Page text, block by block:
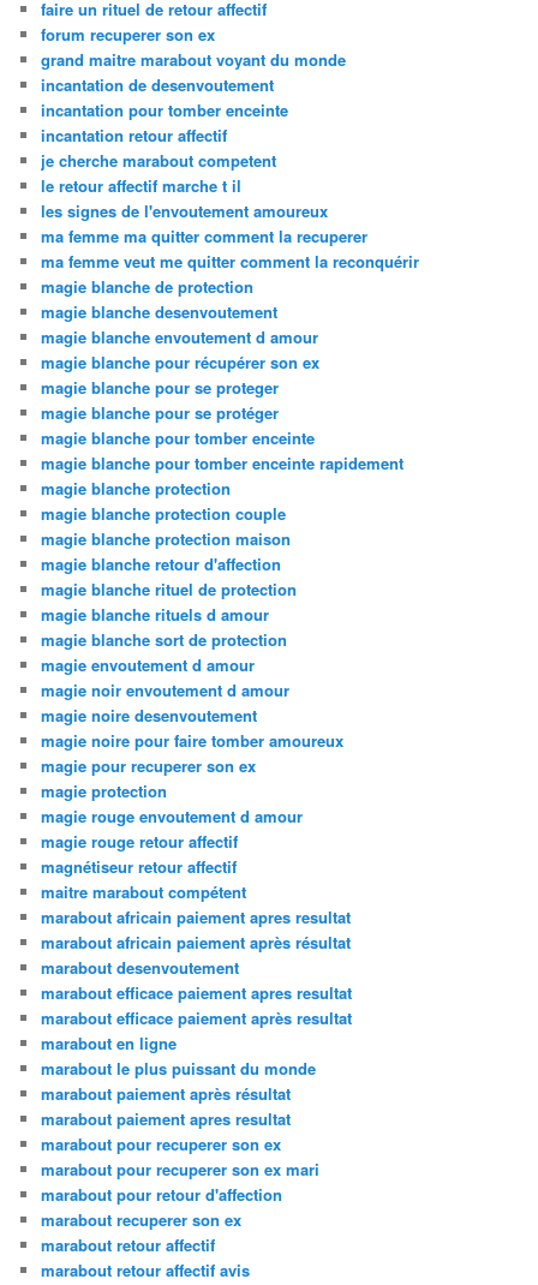
faire un rituel de retour affectif
forum recuperer son ex
grand maitre marabout voyant du monde
incantation de desenvoutement
incantation pour tomber enceinte
incantation retour affectif
je cherche marabout competent
le retour affectif marche t il
les signes de l'envoutement amoureux
ma femme ma quitter comment la recuperer
ma femme veut me quitter comment la reconquérir
magie blanche de protection
magie blanche desenvoutement
magie blanche envoutement d amour
magie blanche pour récupérer son ex
magie blanche pour se proteger
magie blanche pour se protéger
magie blanche pour tomber enceinte
magie blanche pour tomber enceinte rapidement
magie blanche protection
magie blanche protection couple
magie blanche protection maison
magie blanche retour d'affection
magie blanche rituel de protection
magie blanche rituels d amour
magie blanche sort de protection
magie envoutement d amour
magie noir envoutement d amour
magie noire desenvoutement
magie noire pour faire tomber amoureux
magie pour recuperer son ex
magie protection
magie rouge envoutement d amour
magie rouge retour affectif
magnétiseur retour affectif
maitre marabout compétent
marabout africain paiement apres resultat
marabout africain paiement après résultat
marabout desenvoutement
marabout efficace paiement apres resultat
marabout efficace paiement après resultat
marabout en ligne
marabout le plus puissant du monde
marabout paiement après résultat
marabout paiement apres resultat
marabout pour recuperer son ex
marabout pour recuperer son ex mari
marabout pour retour d'affection
marabout recuperer son ex
marabout retour affectif
marabout retour affectif avis